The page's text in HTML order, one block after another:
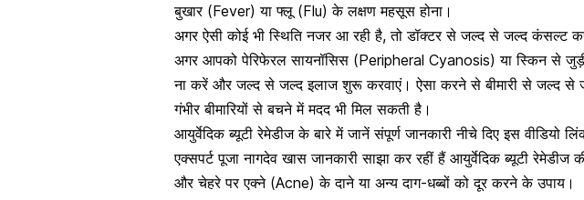
बुखार(Fever) या फ्लू (Flu) के लक्षण महसूस होना।
अगर ऐसी कोई भी स्थिति नजर आ रही है, तो डॉक्टर से जल्द से जल्द कंसल्ट
अगर आपको पेरिफेरल सायनॉसिस (Peripheral Cyanosis) या स्किन से जुड़ी
ना करें और जल्द से जल्द इलाज शुरू करवाएं। ऐसा करने से बीमारी से जल्द से
गंभीर बीमारियों से बचने में मदद भी मिल सकती है।
आयुर्वेदिक ब्यूटी रेमेडीज के बारे में जानें संपूर्ण जानकारी नीचे दिए इस वीडियो
एक्सपर्ट पूजा नागदेव खास जानकारी साझा कर रहीं हैं आयुर्वेदिक ब्यूटी
और चेहरे पर एक्ने (Acne) के दाने या अन्य दाग-धब्बों को दूर करने के उपाय।